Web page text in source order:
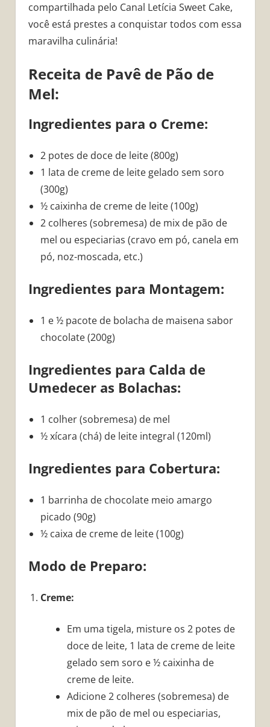
compartilhada pelo Canal Letícia Sweet Cake,
você está prestes a conquistar todos com essa
maravilha culinária!
Receita de Pavê de Pão de
Mel:
Ingredientes para o Creme:
2 potes de doce de leite (800g)
1 lata de creme de leite gelado sem soro
(300g)
½ caixinha de creme de leite (100g)
2 colheres (sobremesa) de mix de pão de
mel ou especiarias (cravo em pó, canela em
pó, noz-moscada, etc.)
Ingredientes para Montagem:
1 e ½ pacote de bolacha de maisena sabor
chocolate (200g)
Ingredientes para Calda de
Umedecer as Bolachas:
1 colher (sobremesa) de mel
½ xícara (chá) de leite integral (120ml)
Ingredientes para Cobertura:
1 barrinha de chocolate meio amargo
picado (90g)
½ caixa de creme de leite (100g)
Modo de Preparo:
Creme:
Em uma tigela, misture os 2 potes de
doce de leite, 1 lata de creme de leite
gelado sem soro e ½ caixinha de
creme de leite.
Adicione 2 colheres (sobremesa) de
mix de pão de mel ou especiarias,